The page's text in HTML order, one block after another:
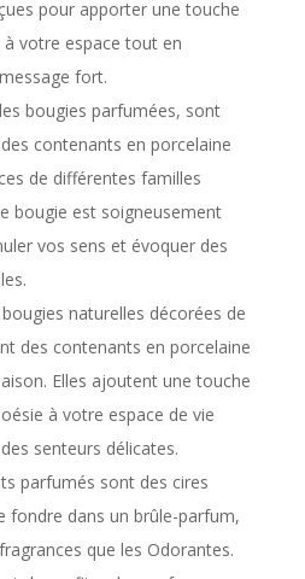
pour apporter une touche
votre espace tout en
fort.
bougies parfumées, sont
contenants en porcelaine
de différentes familles
bougie est soigneusement
vos sens et évoquer des
naturelles décorées de
des contenants en porcelaine
Elles ajoutent une touche
à votre espace de vie
senteurs délicates.
parfumés sont des cires
fondre dans un brûle-parfum,
que les Odorantes.